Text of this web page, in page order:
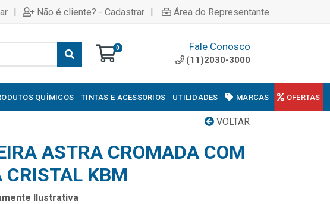
| Não é cliente? - Cadastrar | Área do Representante
0 Fale Conosco
(11)2030-3000
QUÍMICOS TINTAS E ACESSORIOS UTILIDADES MARCAS OFERTAS
VOLTAR
ASTRA CROMADA COM
CRISTAL KBM
Ilustrativa